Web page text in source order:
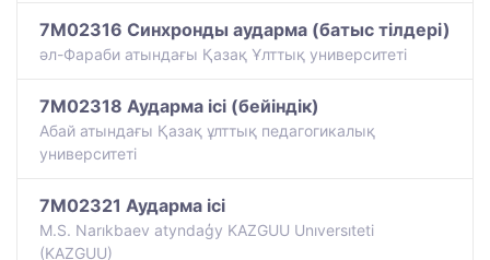
7M02316 Синхронды аударма (батыс тілдері)
әл-Фараби атындағы Қазақ Ұлттық университеті
7M02318 Аударма ісі (бейіндік)
Абай атындағы Қазақ ұлттық педагогикалық
университеті
7M02321 Аударма ісі
M.S. Narıkbaev atyndaģy KAZGUU Unıversıteti
(KAZGUU)